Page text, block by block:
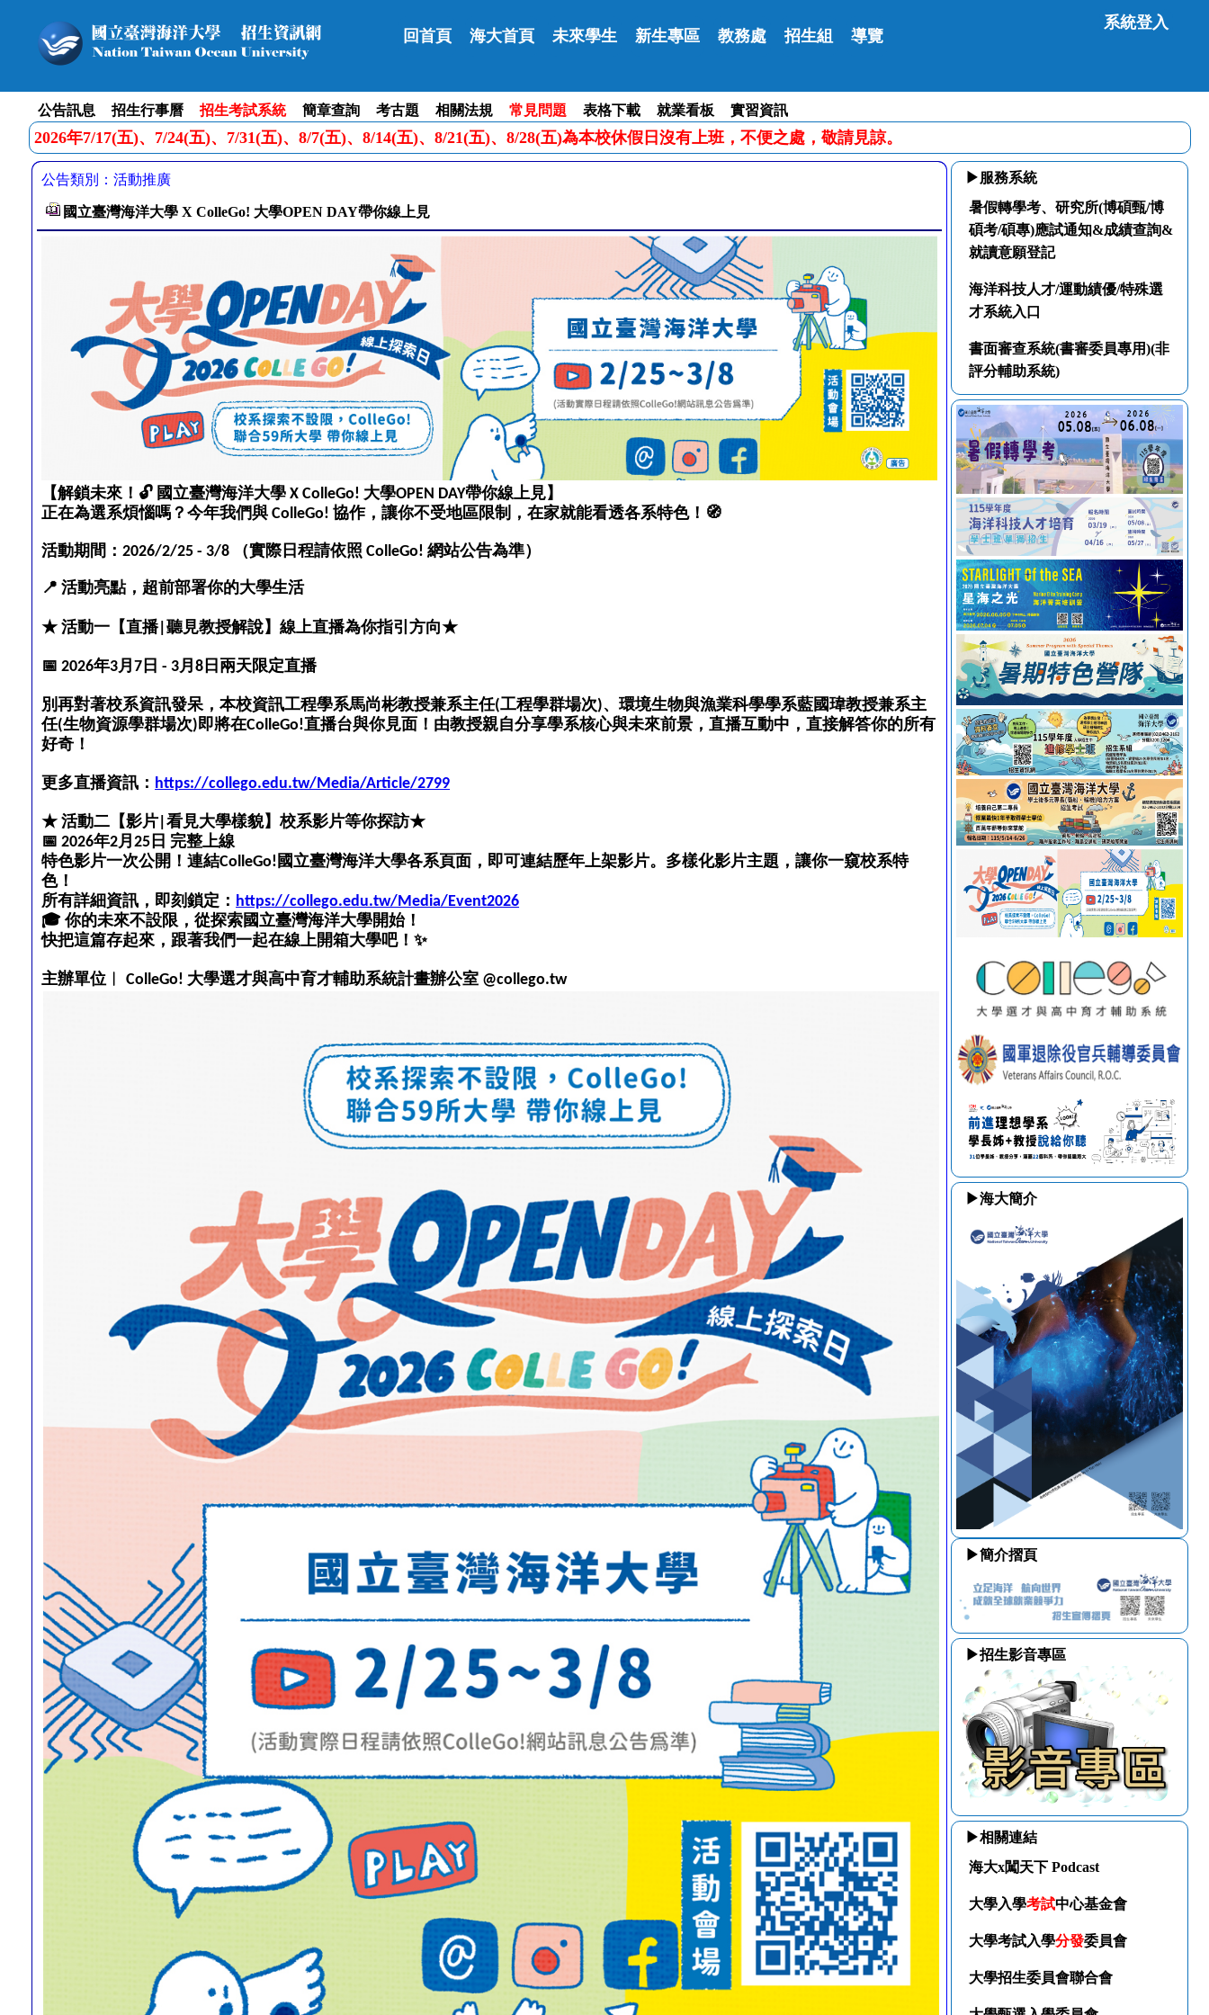
回首頁 海大首頁 未來學生 新生專區 教務處 招生組 導覽
系統登入
公告訊息 招生行事曆 招生考試系統 簡章查詢 考古題 相關法規 常見問題 表格下載 就業看板 實習資訊
2026年7/17(五)、7/24(五)、7/31(五)、8/7(五)、8/14(五)、8/21(五)、8/28(五)為本校休假日沒有上班，不便之處，敬請見諒。
公告類別：活動推廣
國立臺灣海洋大學 X ColleGo! 大學OPEN DAY帶你線上見
【解鎖未來！ 🔓 國立臺灣海洋大學 X ColleGo! 大學OPEN DAY帶你線上見】
正在為選系煩惱嗎？今年我們與 ColleGo! 協作，讓你不受地區限制，在家就能看透各系特色！ 🧭
活動期間：2026/2/25 - 3/8 （實際日程請依照 ColleGo! 網站公告為準）
📍 活動亮點，超前部署你的大學生活
★ 活動一【直播|聽見教授解說】線上直播為你指引方向★
📅 2026年3月7日 - 3月8日兩天限定直播
別再對著校系資訊發呆，本校資訊工程學系馬尚彬教授兼系主任(工程學群場次)、環境生物與漁業科學學系藍國瑋教授兼系主
任(生物資源學群場次)即將在ColleGo!直播台與你見面！由教授親自分享學系核心與未來前景，直播互動中，直接解答你的所有
好奇！
更多直播資訊： https://collego.edu.tw/Media/Article/2799
★ 活動二【影片|看見大學樣貌】校系影片等你探訪★
📅 2026年2月25日 完整上線
特色影片一次公開！連結ColleGo!國立臺灣海洋大學各系頁面，即可連結歷年上架影片。多樣化影片主題，讓你一窺校系特
色！
所有詳細資訊，即刻鎖定： https://collego.edu.tw/Media/Event2026
🎓 你的未來不設限，從探索國立臺灣海洋大學開始！
快把這篇存起來，跟著我們一起在線上開箱大學吧！✨
主辦單位︱ ColleGo! 大學選才與高中育才輔助系統計畫辦公室 @collego.tw
▶服務系統
暑假轉學考、研究所(博碩甄/博
碩考/碩專)應試通知&成績查詢&
就讀意願登記
海洋科技人才/運動績優/特殊選
才系統入口
書面審查系統(書審委員專用)(非
評分輔助系統)
▶海大簡介
▶簡介摺頁
▶招生影音專區
▶相關連結
海大x闖天下 Podcast
大學入學考試中心基金會
大學考試入學分發委員會
大學招生委員會聯合會